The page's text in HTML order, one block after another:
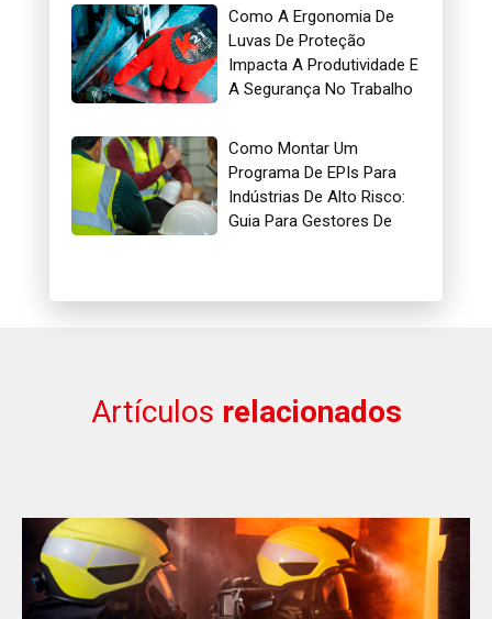
Como A Ergonomia De
Luvas De Proteção
Impacta A Produtividade E
A Segurança No Trabalho
Como Montar Um
Programa De EPIs Para
Indústrias De Alto Risco:
Guia Para Gestores De
Artículos relacionados